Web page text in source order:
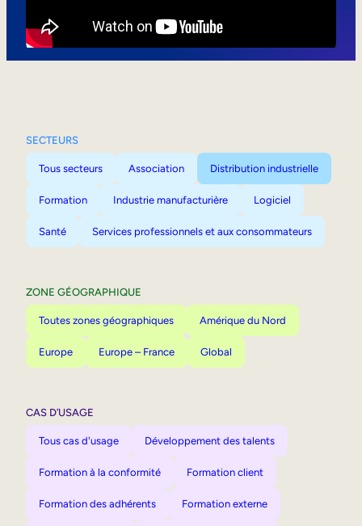
SECTEURS
Tous secteurs Association Distribution industrielle
Formation Industrie manufacturière Logiciel
Santé Services professionnels et aux consommateurs
ZONE GÉOGRAPHIQUE
Toutes zones géographiques Amérique du Nord
Europe Europe – France Global
CAS D’USAGE
Tous cas d'usage Développement des talents
Formation à la conformité Formation client
Formation des adhérents Formation externe